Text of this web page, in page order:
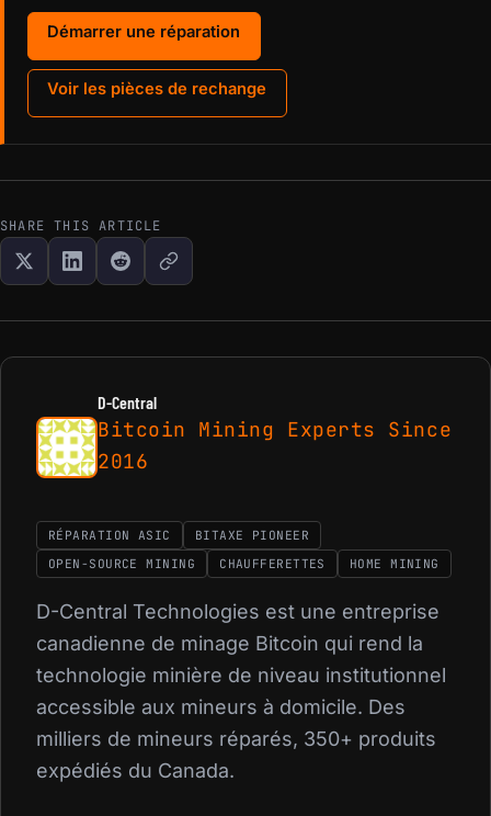
Démarrer une réparation
Voir les pièces de rechange
SHARE THIS ARTICLE
D-Central
Bitcoin Mining Experts Since
2016
RÉPARATION ASIC
BITAXE PIONEER
OPEN-SOURCE MINING
CHAUFFERETTES HOME MINING
D-Central Technologies est une entreprise
canadienne de minage Bitcoin qui rend la
technologie minière de niveau institutionnel
accessible aux mineurs à domicile. Des
milliers de mineurs réparés, 350+ produits
expédiés du Canada.